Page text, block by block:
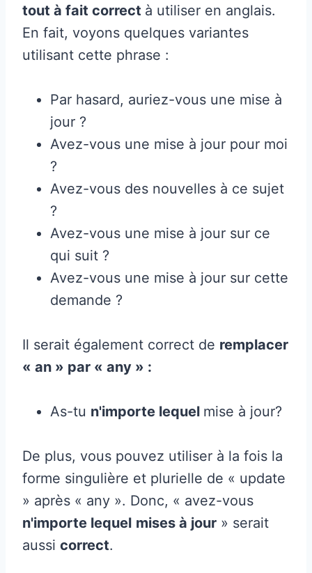
tout à fait correct à utiliser en anglais.
En fait, voyons quelques variantes
utilisant cette phrase :
Par hasard, auriez-vous une mise à
jour ?
Avez-vous une mise à jour pour moi
?
Avez-vous des nouvelles à ce sujet
?
Avez-vous une mise à jour sur ce
qui suit ?
Avez-vous une mise à jour sur cette
demande ?
Il serait également correct de remplacer
« an » par « any » :
As-tu n'importe lequel mise à jour?
De plus, vous pouvez utiliser à la fois la
forme singulière et plurielle de « update
» après « any ». Donc, « avez-vous
n'importe lequel mises à jour » serait
aussi correct.